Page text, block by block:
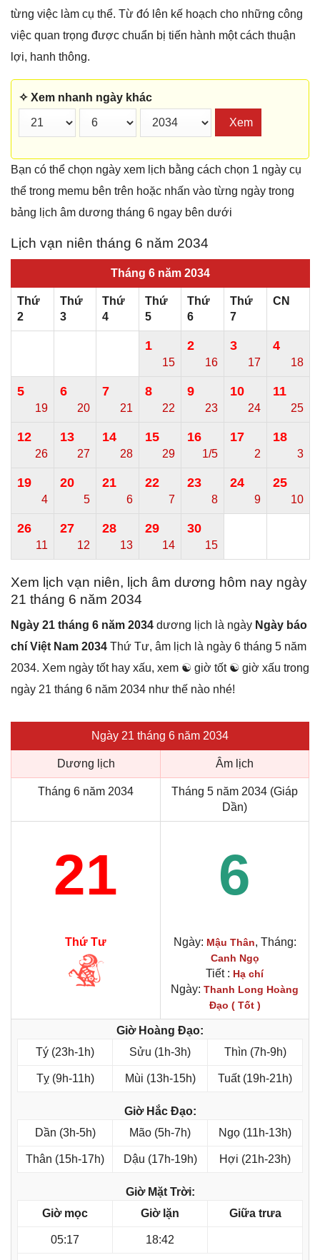
từng việc làm cụ thể. Từ đó lên kế hoạch cho những công
việc quan trọng được chuẩn bị tiến hành một cách thuận
lợi, hanh thông.
✧ Xem nhanh ngày khác
Xem
Bạn có thể chọn ngày xem lịch bằng cách chọn 1 ngày cụ
thể trong memu bên trên hoặc nhấn vào từng ngày trong
bảng lịch âm dương tháng 6 ngay bên dưới
Lịch vạn niên tháng 6 năm 2034
Tháng 6 năm 2034
Thứ
2
Thứ
3
Thứ
4
Thứ
5
Thứ
6
Thứ
7
CN
1
15
2
16
3
17
4
18
5
19
6
20
7
21
8
22
9
23
10
24
11
25
12
26
13
27
14
28
15
29
16
1/5
17
2
18
3
19
4
20
5
21
6
22
7
23
8
24
9
25
10
26
11
27
12
28
13
29
14
30
15
Xem lịch vạn niên, lịch âm dương hôm nay ngày
21 tháng 6 năm 2034
Ngày 21 tháng 6 năm 2034 dương lịch là ngày Ngày báo
chí Việt Nam 2034 Thứ Tư, âm lịch là ngày 6 tháng 5 năm
2034. Xem ngày tốt hay xấu, xem ☯ giờ tốt ☯ giờ xấu trong
ngày 21 tháng 6 năm 2034 như thế nào nhé!
Ngày 21 tháng 6 năm 2034
Dương lịch Âm lịch
Tháng 6 năm 2034
Tháng 5 năm 2034 (Giáp
Dần)
21 6
Thứ Tư Ngày: Mậu Thân, Tháng:
Canh Ngọ
Tiết : Hạ chí
Ngày: Thanh Long Hoàng
Đạo ( Tốt )
Giờ Hoàng Đạo:
Tý (23h-1h)
Sửu (1h-3h) Thìn (7h-9h)
Tỵ (9h-11h) Mùi (13h-15h) Tuất (19h-21h)
Giờ Hắc Đạo:
Dần (3h-5h)
Mão (5h-7h) Ngọ (11h-13h)
Thân (15h-17h) Dậu (17h-19h) Hợi (21h-23h)
Giờ Mặt Trời:
Giờ mọc
Giờ lặn Giữa trưa
05:17 18:42